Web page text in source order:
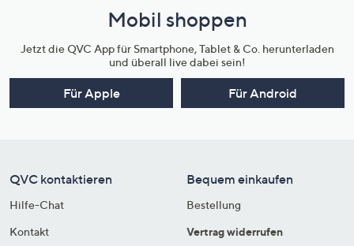
Mobil shoppen
Jetzt die QVC App für Smartphone, Tablet & Co. herunterladen
und überall live dabei sein!
Für Apple Für Android
QVC kontaktieren
Hilfe-Chat
Kontakt
Bequem einkaufen
Bestellung
Vertrag widerrufen